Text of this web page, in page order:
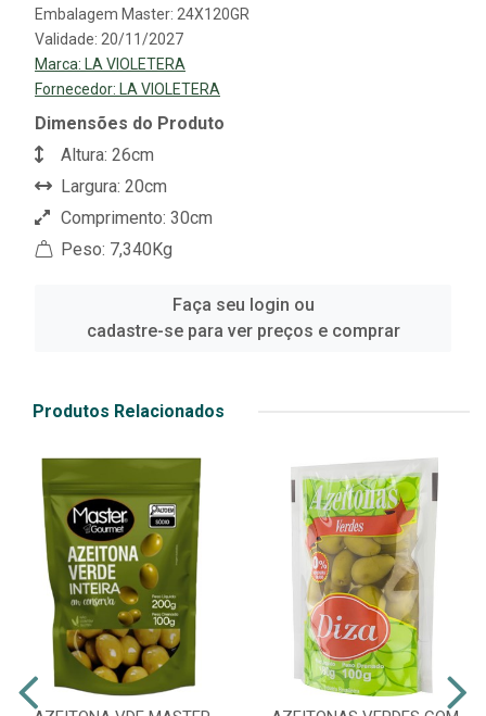
Embalagem Master: 24X120GR
Validade: 20/11/2027
Marca: LA VIOLETERA
Fornecedor: LA VIOLETERA
Dimensões do Produto
Altura: 26cm
Largura: 20cm
Comprimento: 30cm
Peso: 7,340Kg
Faça seu login ou
cadastre-se para ver preços e comprar
Produtos Relacionados